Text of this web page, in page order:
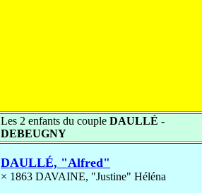
Les 2 enfants du couple DAULLÉ -
DEBEUGNY
DAULLÉ, "Alfred"
× 1863 DAVAINE, "Justine" Héléna